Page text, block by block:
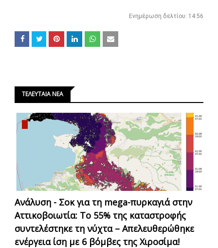
Ενημέρωση δελτίου: 14:56
ΤΕΛΕΥΤΑΙΑ ΝΕΑ
Ανάλυση - Σοκ για τη mega-πυρκαγιά στην
Αττικοβοιωτία: Το 55% της καταστροφής
συντελέστηκε τη νύχτα – Απελευθερώθηκε
ενέργεια ίση με 6 βόμβες της Χιροσίμα!